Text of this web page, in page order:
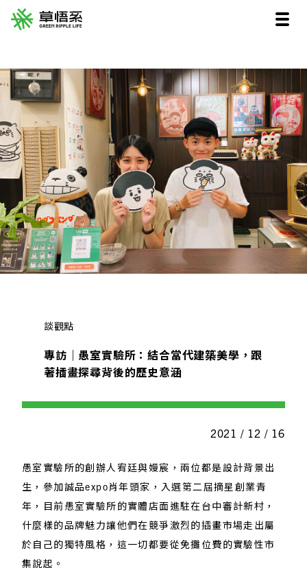
談觀點
專訪｜愚室實驗所：結合當代建築美學，跟
著插畫探尋背後的歷史意涵
2021 / 12 / 16
愚室實驗所的創辦人宥廷與嫚宸，兩位都是設計背景出
生，參加誠品expo肖年頭家，入選第二屆摘星創業青
年，目前愚室實驗所的實體店面進駐在台中審計新村，
什麼樣的品牌魅力讓他們在競爭激烈的插畫市場走出屬
於自己的獨特風格，這一切都要從免攤位費的實驗性市
集說起。